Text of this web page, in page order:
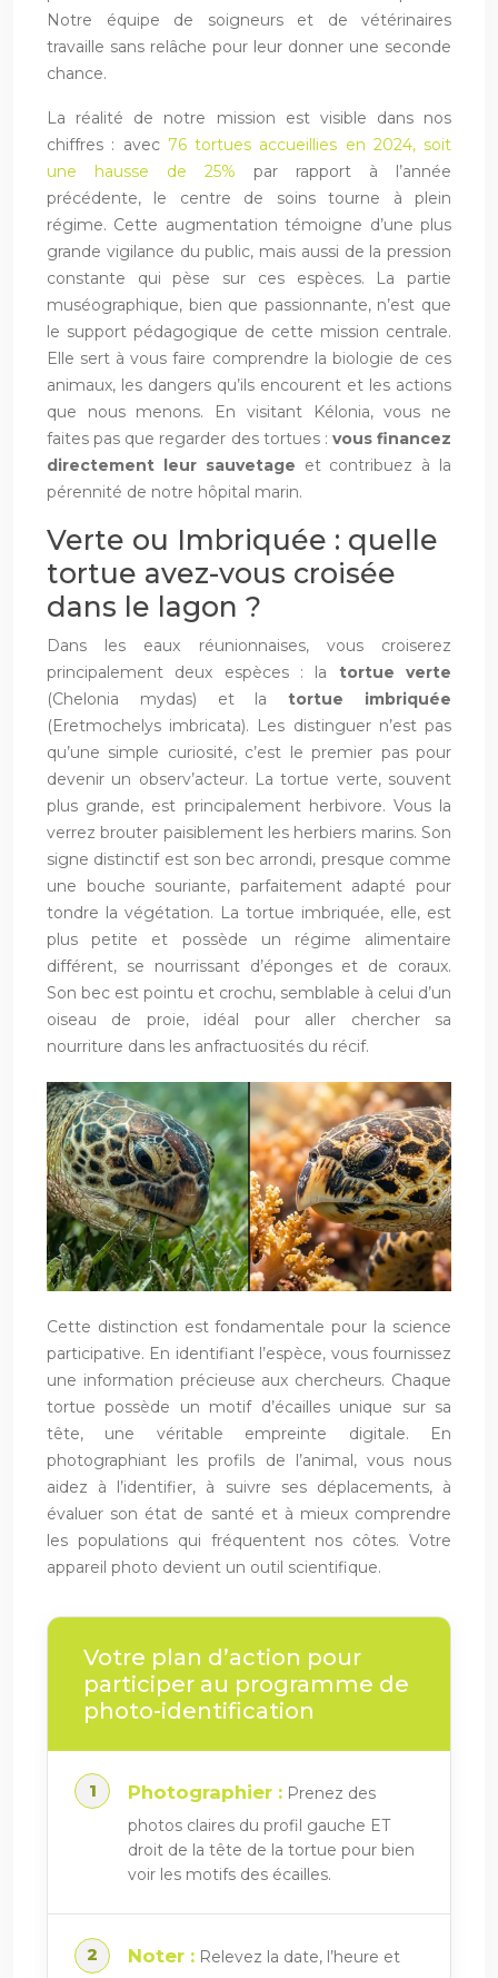
Notre équipe de soigneurs et de vétérinaires
travaille sans relâche pour leur donner une seconde
chance.
La réalité de notre mission est visible dans nos
chiffres : avec 76 tortues accueillies en 2024, soit
une hausse de 25% par rapport à l’année
précédente, le centre de soins tourne à plein
régime. Cette augmentation témoigne d’une plus
grande vigilance du public, mais aussi de la pression
constante qui pèse sur ces espèces. La partie
muséographique, bien que passionnante, n’est que
le support pédagogique de cette mission centrale.
Elle sert à vous faire comprendre la biologie de ces
animaux, les dangers qu’ils encourent et les actions
que nous menons. En visitant Kélonia, vous ne
faites pas que regarder des tortues : vous financez
directement leur sauvetage et contribuez à la
pérennité de notre hôpital marin.
Verte ou Imbriquée : quelle
tortue avez-vous croisée
dans le lagon ?
Dans les eaux réunionnaises, vous croiserez
principalement deux espèces : la tortue verte
(Chelonia mydas) et latortue imbriquée
(Eretmochelys imbricata). Les distinguer n’est pas
qu’une simple curiosité, c’est le premier pas pour
devenir un observ’acteur. La tortue verte, souvent
plus grande, est principalement herbivore. Vous la
verrez brouter paisiblement les herbiers marins. Son
signe distinctif est son bec arrondi, presque comme
une bouche souriante, parfaitement adapté pour
tondre la végétation. La tortue imbriquée, elle, est
plus petite et possède un régime alimentaire
différent, se nourrissant d’éponges et de coraux.
Son bec est pointu et crochu, semblable à celui d’un
oiseau de proie, idéal pour aller chercher sa
nourriture dans les anfractuosités du récif.
Cette distinction est fondamentale pour la science
participative. En identifiant l’espèce, vous fournissez
une information précieuse aux chercheurs. Chaque
tortue possède un motif d’écailles unique sur sa
tête, une véritable empreinte digitale. En
photographiant les profils de l’animal, vous nous
aidez à l’identifier, à suivre ses déplacements, à
évaluer son état de santé et à mieux comprendre
les populations qui fréquentent nos côtes. Votre
appareil photo devient un outil scientifique.
Votre plan d’action pour
participer au programme de
photo-identification
Photographier : Prenez des
photos claires du profil gauche ET
droit de la tête de la tortue pour bien
voir les motifs des écailles.
Noter : Relevez la date, l’heure et